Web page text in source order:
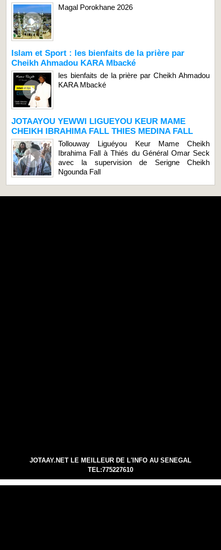
Magal Porokhane 2026
Islam et Sport : les bienfaits de la prière par
Cheikh Ahmadou KARA Mbacké
les bienfaits de la prière par Cheikh Ahmadou
KARA Mbacké
JOTAAYOU YEWWI LIGUEYOU KEUR MAME
CHEIKH IBRAHIMA FALL THIES MEDINA FALL
Tollouway Liguéyou Keur Mame Cheikh
Ibrahima Fall à Thiés du Général Omar Seck
avec la supervision de Serigne Cheikh
Ngounda Fall
JOTAAY.NET LE MEILLEUR DE L'INFO AU SENEGAL
TEL:775227610